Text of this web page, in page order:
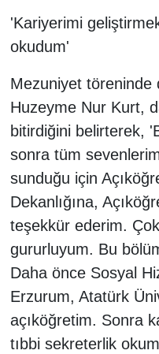
'Kariyerimi
okudum'
Mezuniyet töreninde
Huzeyme Nur Kurt,
bitirdiğini belirterek,
sonra tüm
sunduğu için
Dekanlığına,
teşekkür ederim.
gururluyum. Bu
Daha önce Sosyal
Erzurum, Atatürk
açıköğretim. Sonra
tıbbi sekreterlik